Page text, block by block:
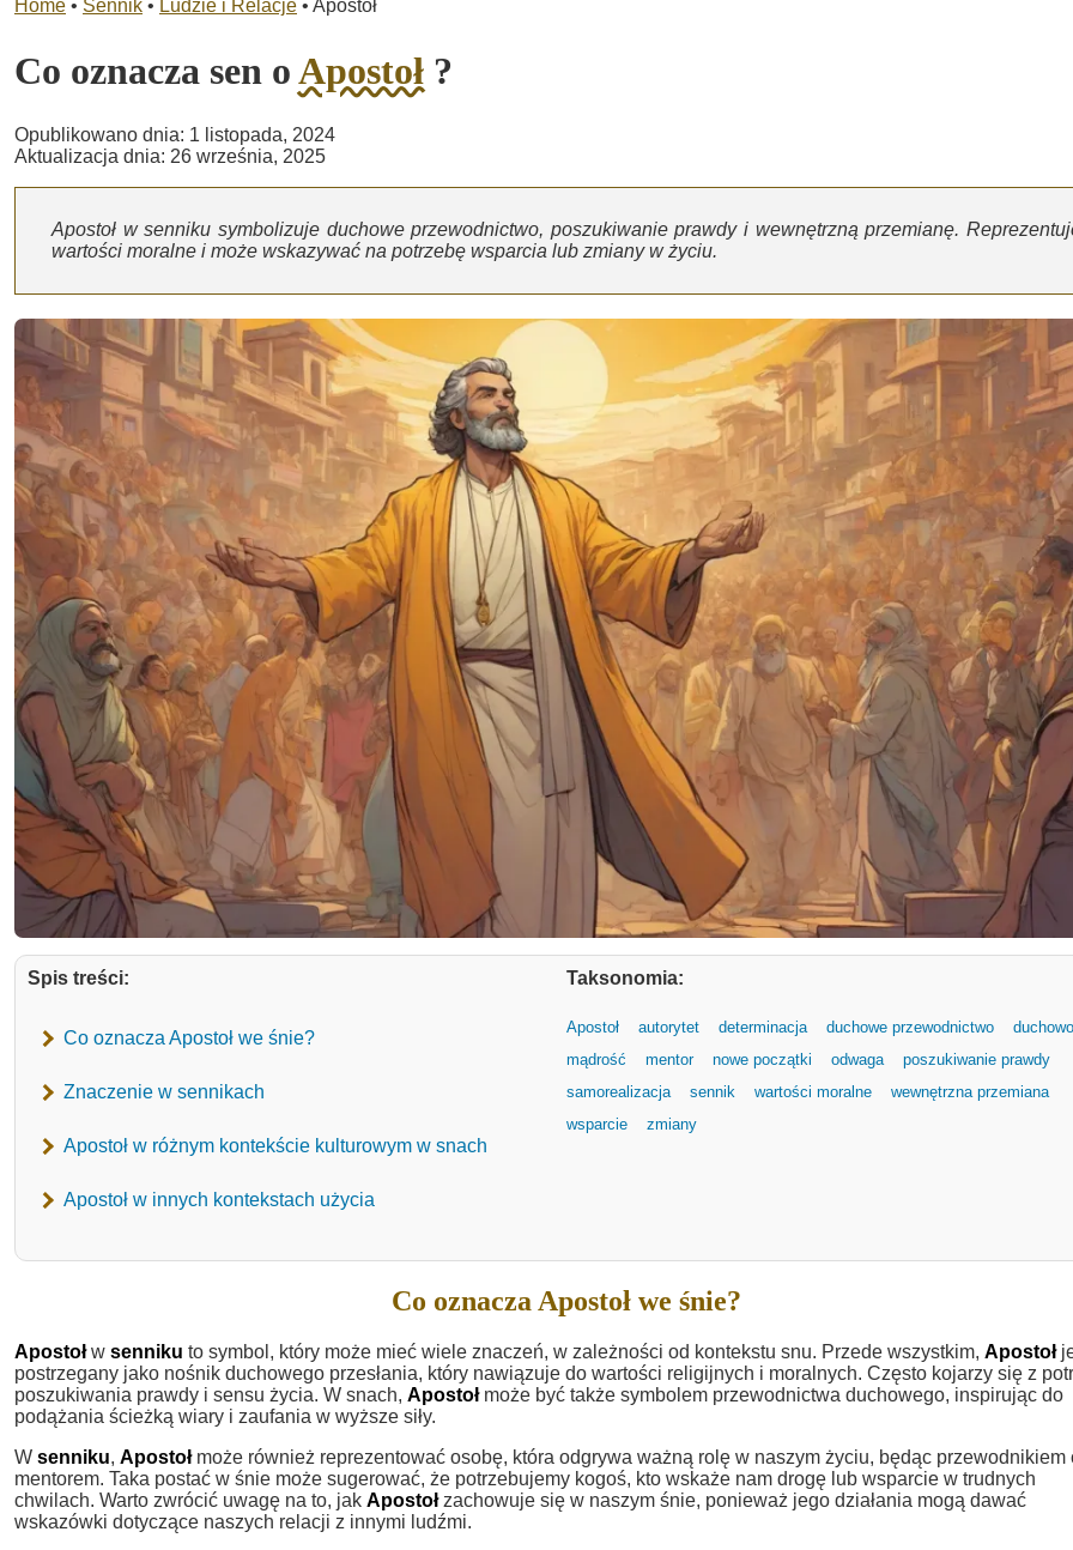
Home • Sennik • Ludzie i Relacje • Apostoł
Co oznacza sen oApostoł ?
Opublikowano dnia: 1 listopada, 2024
Aktualizacja dnia: 26 września, 2025
Apostoł w senniku symbolizuje duchowe przewodnictwo, poszukiwanie prawdy i wewnętrzną przemianę.
wartości moralne i może wskazywać na potrzebę wsparcia lub zmiany w życiu.
Spis treści:
Co oznacza Apostoł we śnie?
Znaczenie w sennikach
Apostoł w różnym kontekście kulturowym w snach
Apostoł w innych kontekstach użycia
Taksonomia:
Apostoł autorytet determinacja duchowe przewodnictwo
mądrość
mentor nowe początki odwaga
poszukiwanie prawdy
samorealizacja
sennik wartości moralne
wewnętrzna przemiana
wsparcie
zmiany
Co oznacza Apostoł we śnie?
Apostołw senniku to symbol, który może mieć wiele znaczeń, w zależności od kontekstu snu. Przede wszystkim, Apostoł
postrzegany jako nośnik duchowego przesłania, który nawiązuje do wartości religijnych i moralnych. Często kojarzy się z
poszukiwania prawdy i sensu życia. W snach, Apostołmoże być także symbolem przewodnictwa duchowego, inspirując do
podążania ścieżką wiary i zaufania w wyższe siły.
W senniku, Apostołmoże również reprezentować osobę, która odgrywa ważną rolę w naszym życiu, będąc przewodnikiem
mentorem. Taka postać w śnie może sugerować, że potrzebujemy kogoś, kto wskaże nam drogę lub wsparcie w trudnych
chwilach. Warto zwrócić uwagę na to, jak Apostołzachowuje się w naszym śnie, ponieważ jego działania mogą dawać
wskazówki dotyczące naszych relacji z innymi ludźmi.